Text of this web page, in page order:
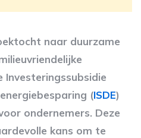
naar duurzame
Investeringssubsidie
(ISDE)
ondernemers. Deze
kans om te